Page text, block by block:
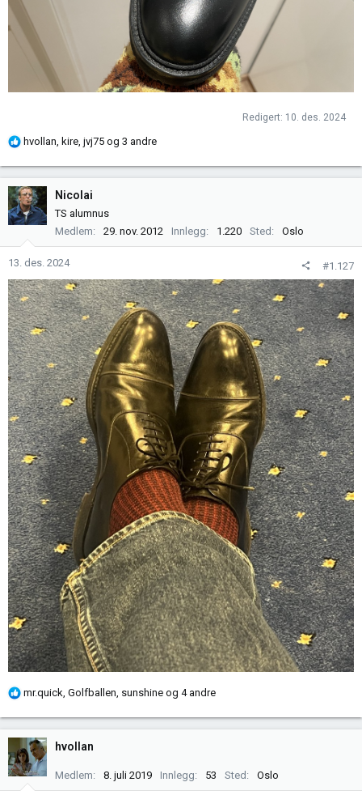
Redigert: 10. des. 2024
R
k
s
j
e
r
:
hvollan, kire, jvj75 og 3 andre
Nicolai
TS alumnus
Medlem
29. nov. 2012 Innlegg 1.220 Sted Oslo
13. des. 2024 #1.127
R
k
s
j
mr.quick, Golfballen, sunshine og 4 andre
hvollan
Medlem 8. juli 2019 Innlegg 53 Sted Oslo